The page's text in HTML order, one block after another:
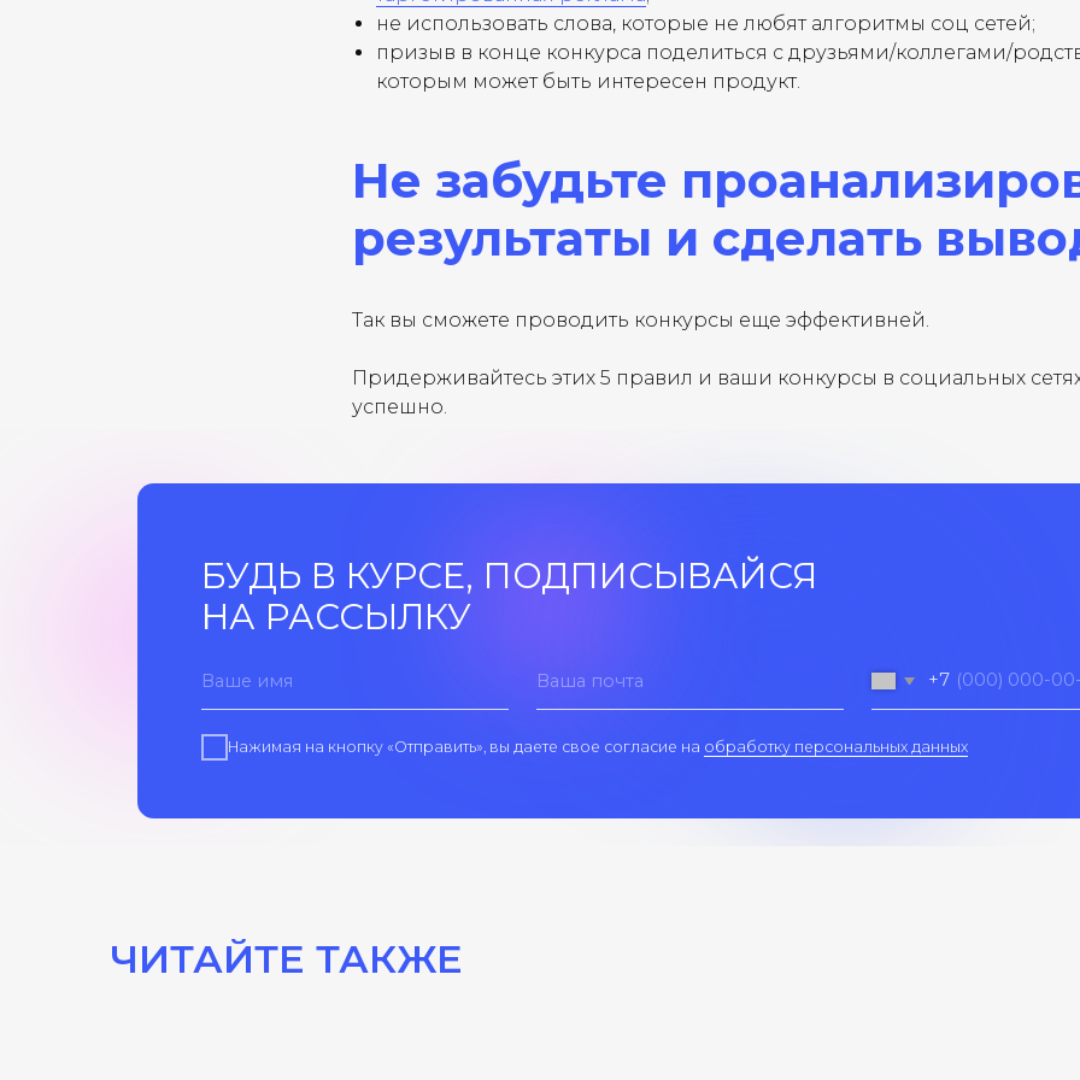
не использовать слова, которые не любят алгоритмы соц сетей;
призыв в конце конкурса поделиться с друзьями/коллегами/
которым может быть интересен продукт.
Не забудьте
результаты и сделать
Так вы сможете проводить конкурсы еще эффективней.
Придерживайтесь этих 5 правил и ваши конкурсы в социальных
успешно.
БУДЬ В КУРСЕ, ПОДПИСЫВАЙСЯ
НА РАССЫЛКУ
+7
Нажимая на кнопку «Отправить», вы даете свое согласие на обработку персональных данных
ЧИТАЙТЕ ТАКЖЕ